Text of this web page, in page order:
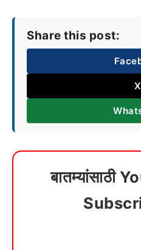
Share this post:
X
बातम्यांसाठी